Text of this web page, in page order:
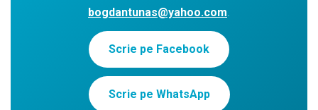
bogdantunas@yahoo.com.
Scrie pe Facebook
Scrie pe WhatsApp